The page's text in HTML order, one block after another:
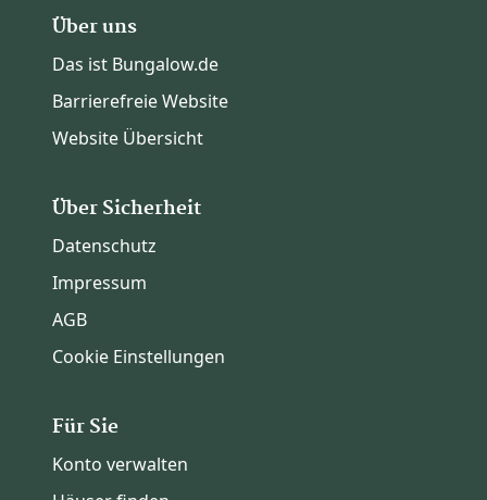
Über uns
Das ist Bungalow.de
Barrierefreie Website
Website Übersicht
Über Sicherheit
Datenschutz
Impressum
AGB
Cookie Einstellungen
Für Sie
Konto verwalten